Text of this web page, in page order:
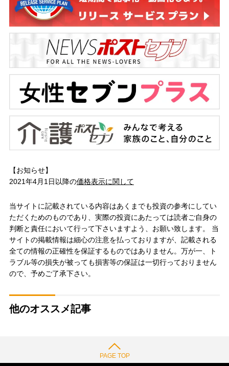
【お知らせ】
2021年4月1日以降の価格表示に関して
当サイトに記載されている内容はあくまでも投資の参考にしてい
ただくためのものであり、実際の投資にあたっては読者ご自身の
判断と責任において行って下さいますよう、お願い致します。 当
サイトの掲載情報は細心の注意を払っておりますが、記載される
全ての情報の正確性を保証するものではありません。万が一、ト
ラブル等の損失が被っても損害等の保証は一切行っておりません
ので、予めご了承下さい。
他のオススメ記事
PAGE TOP